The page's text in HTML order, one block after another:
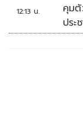
12:13 น.
คุม
ประ